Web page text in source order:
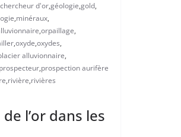
chercheur d'or,géologie,gold,
,minéraux,
,orpaillage,
,oxyde,oxydes,
alluvionnaire,
prospecteur,prospection aurifère
,rivière,rivières
de l’or dans les